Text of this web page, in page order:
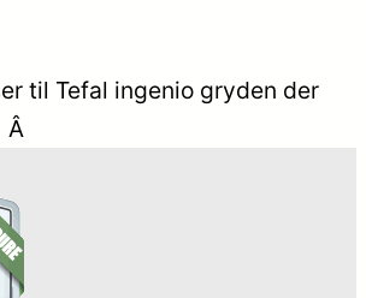
til Tefal ingenio gryden der
Â